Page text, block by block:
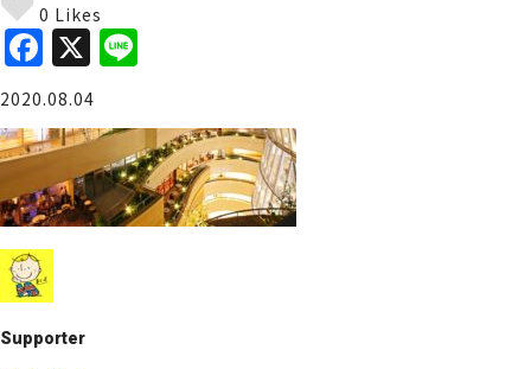
0 Likes
F
a
c
e
b
o
o
k
X
e
2020.08.04
Supporter